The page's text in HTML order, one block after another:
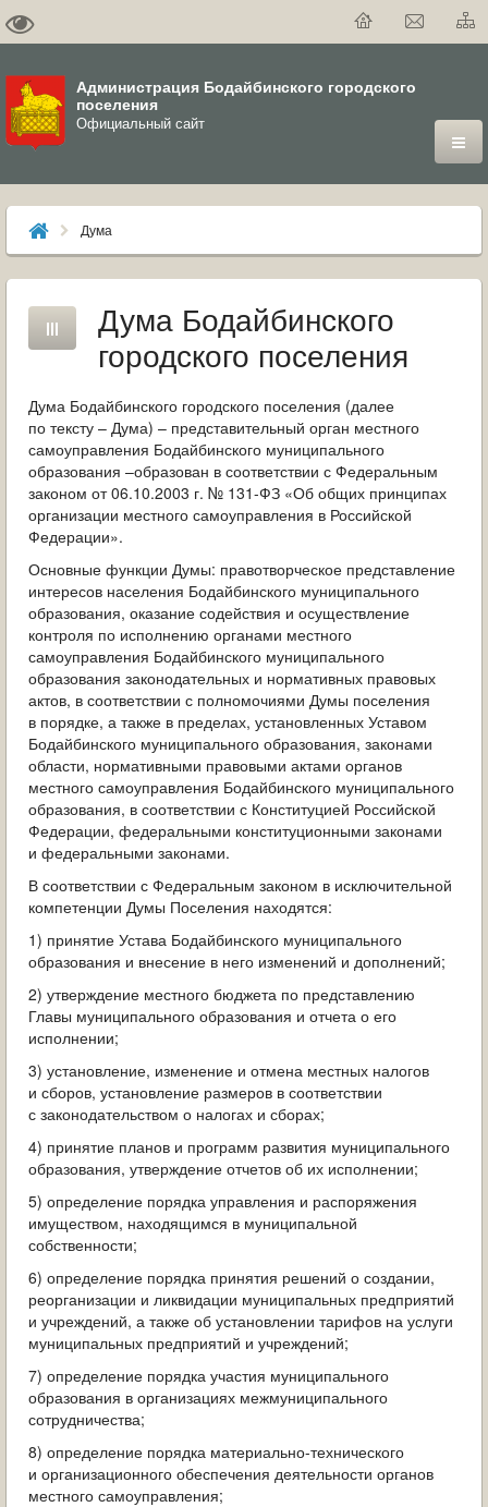
Администрация Бодайбинского городского
поселения
Официальный сайт
ГОРОД
ДУМА
ВЛАСТЬ
ДОКУМЕНТЫ
ОФИЦИАЛЬНЫЙ ВЕСТНИК БОДАЙБО
МУНИЦИПАЛЬНЫЕ УСЛУГИ
ОБРАЩЕНИЯ ГРАЖДАН
ГРАДОСТРОИТЕЛЬНАЯ ДЕЯТЕЛЬНОСТЬ
ИНФОРМИРОВАНИЕ НАСЕЛЕНИЯ
ДЕЯТЕЛЬНОСТЬ ПРОКУРАТУРЫ
МУНИЦИПАЛЬНЫЙ КОНТРОЛЬ
ПОИСК ПО САЙТУ
Дума
Дума Бодайбинского
городского поселения
Дума Бодайбинского городского поселения (далее
по тексту – Дума) – представительный орган местного
самоуправления Бодайбинского муниципального
образования –образован в соответствии с Федеральным
законом от 06.10.2003 г. № 131-ФЗ «Об общих принципах
организации местного самоуправления в Российской
Федерации».
Основные функции Думы: правотворческое представление
интересов населения Бодайбинского муниципального
образования, оказание содействия и осуществление
контроля по исполнению органами местного
самоуправления Бодайбинского муниципального
образования законодательных и нормативных правовых
актов, в соответствии с полномочиями Думы поселения
в порядке, а также в пределах, установленных Уставом
Бодайбинского муниципального образования, законами
области, нормативными правовыми актами органов
местного самоуправления Бодайбинского муниципального
образования, в соответствии с Конституцией Российской
Федерации, федеральными конституционными законами
и федеральными законами.
В соответствии с Федеральным законом в исключительной
компетенции Думы Поселения находятся:
1) принятие Устава Бодайбинского муниципального
образования и внесение в него изменений и дополнений;
2) утверждение местного бюджета по представлению
Главы муниципального образования и отчета о его
исполнении;
3) установление, изменение и отмена местных налогов
и сборов, установление размеров в соответствии
с законодательством о налогах и сборах;
4) принятие планов и программ развития муниципального
образования, утверждение отчетов об их исполнении;
5) определение порядка управления и распоряжения
имуществом, находящимся в муниципальной
собственности;
6) определение порядка принятия решений о создании,
реорганизации и ликвидации муниципальных предприятий
и учреждений, а также об установлении тарифов на услуги
муниципальных предприятий и учреждений;
7) определение порядка участия муниципального
образования в организациях межмуниципального
сотрудничества;
8) определение порядка материально-технического
и организационного обеспечения деятельности органов
местного самоуправления;